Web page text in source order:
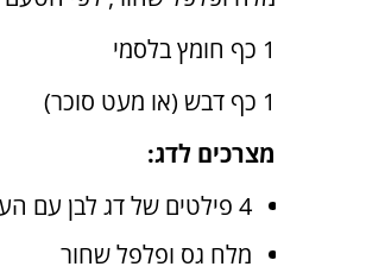
1 כף חומץ בלסמי
1 כף דבש (או מעט סוכר)
מצרכים לדג:
4 פילטים של דג לבן עם העור (לברק, כפי שהשתמש השף)
מלח גס ופלפל שחור